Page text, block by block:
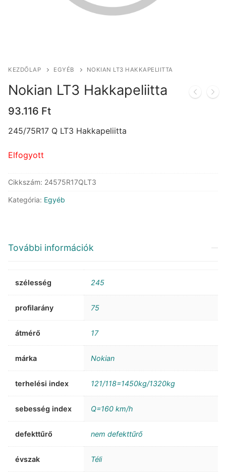
KEZDŐLAP EGYÉB NOKIAN LT3 HAKKAPELIITTA
Nokian LT3 Hakkapeliitta
93.116 Ft
245/75R17 Q LT3 Hakkapeliitta
Elfogyott
Cikkszám: 24575R17QLT3
Kategória: Egyéb
További információk
szélesség 245
profilarány 75
átmérő 17
márka Nokian
terhelési index 121/118=1450kg/1320kg
sebesség index Q=160 km/h
defekttűrő nem defekttűrő
évszak Téli